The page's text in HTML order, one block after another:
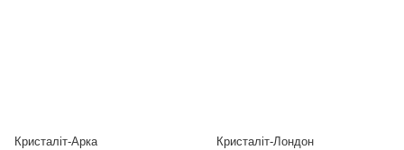
Кристаліт-Арка Кристаліт-Лондон